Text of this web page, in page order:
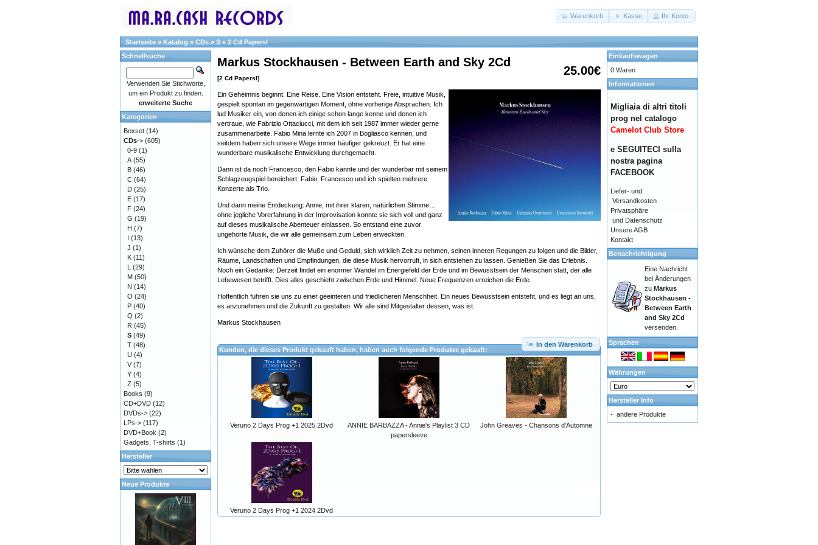
Warenkorb Kasse Ihr Konto
Startseite » Katalog » CDs » S » 2 Cd Papersl
25.00€
Markus Stockhausen - Between Earth and Sky 2Cd
[2 Cd Papersl]
Ein Geheimnis beginnt. Eine Reise. Eine Vision entsteht. Freie, intuitive Musik,
gespielt spontan im gegenwärtigen Moment, ohne vorherige Absprachen. Ich
lud Musiker ein, von denen ich einige schon lange kenne und denen ich
vertraue, wie Fabrizio Ottaciucci, mit dem ich seit 1987 immer wieder gerne
zusammenarbeite. Fabio Mina lernte ich 2007 in Bogliasco kennen, und
seitdem haben sich unsere Wege immer häufiger gekreuzt. Er hat eine
wunderbare musikalische Entwicklung durchgemacht.
Dann ist da noch Francesco, den Fabio kannte und der wunderbar mit seinem
Schlagzeugspiel bereichert. Fabio, Francesco und ich spielten mehrere
Konzerte als Trio.
Und dann meine Entdeckung: Annie, mit ihrer klaren, natürlichen Stimme…
ohne jegliche Vorerfahrung in der Improvisation konnte sie sich voll und ganz
auf dieses musikalische Abenteuer einlassen. So entstand eine zuvor
ungehörte Musik, die wir alle gemeinsam zum Leben erweckten.
Ich wünsche dem Zuhörer die Muße und Geduld, sich wirklich Zeit zu nehmen, seinen inneren Regungen zu folgen und die Bilder,
Räume, Landschaften und Empfindungen, die diese Musik hervorruft, in sich entstehen zu lassen. Genießen Sie das Erlebnis.
Noch ein Gedanke: Derzeit findet ein enormer Wandel im Energiefeld der Erde und im Bewusstsein der Menschen statt, der alle
Lebewesen betrifft. Dies alles geschieht zwischen Erde und Himmel. Neue Frequenzen erreichen die Erde.
Hoffentlich führen sie uns zu einer geeinteren und friedlicheren Menschheit. Ein neues Bewusstsein entsteht, und es liegt an uns,
es anzunehmen und die Zukunft zu gestalten. Wir alle sind Mitgestalter dessen, was ist.
Markus Stockhausen
In den Warenkorb
Kunden, die dieses Produkt gekauft haben, haben auch folgende Produkte gekauft:
Veruno 2 Days Prog +1 2025 2Dvd
ANNIE BARBAZZA - Annie's Playlist 3 CD
papersleeve
John Greaves - Chansons d’Automne
Veruno 2 Days Prog +1 2024 2Dvd
Schnellsuche
Verwenden Sie Stichworte,
um ein Produkt zu finden.
erweiterte Suche
Kategorien
Boxset (14)
CDs-> (605)
0-9 (1)
A (55)
B (46)
C (64)
D (25)
E (17)
F (24)
G (19)
H (7)
I (13)
J (1)
K (11)
L (29)
M (50)
N (14)
O (24)
P (40)
Q (2)
R (45)
S (49)
T (48)
U (4)
V (7)
Y (4)
Z (5)
Books (9)
CD+DVD (12)
DVDs-> (22)
LPs-> (117)
DVD+Book (2)
Gadgets, T-shirts (1)
Hersteller
Neue Produkte
Einkaufswagen
0 Waren
Informationen
Migliaia di altri titoli
prog nel catalogo
Camelot Club Store
e SEGUITECI sulla
nostra pagina
FACEBOOK
Liefer- und
Versandkosten
Privatsphäre
und Datenschutz
Unsere AGB
Kontakt
Benachrichtigung
Eine Nachricht
bei Änderungen
zu Markus
Stockhausen -
Between Earth
and Sky 2Cd
versenden.
Sprachen
Währungen
Hersteller Info
- andere Produkte